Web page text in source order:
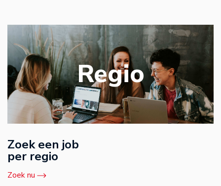
Regio
Zoek een job
per regio
Zoek nu